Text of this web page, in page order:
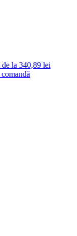
de la 340,89 lei